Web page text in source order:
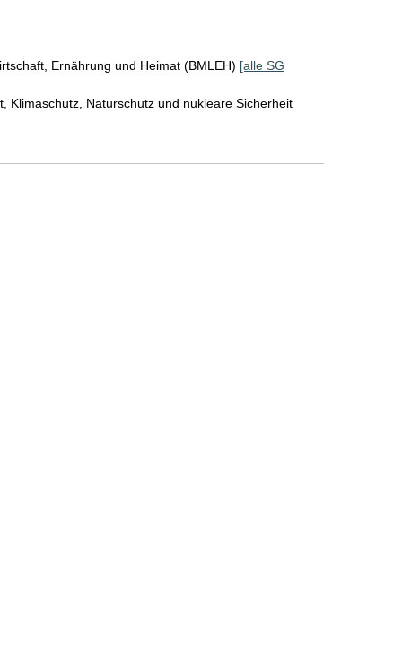
Ernährung und Heimat (BMLEH) [alle SG
Klimaschutz, Naturschutz und nukleare Sicherheit